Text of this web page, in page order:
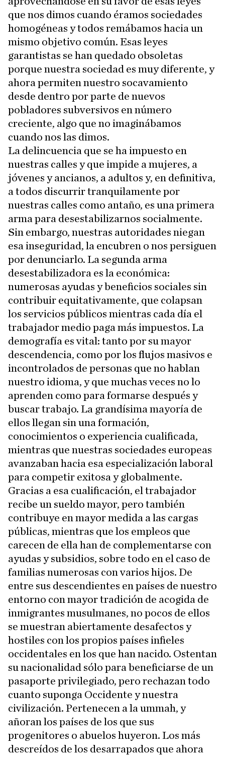
que nos dimos cuando éramos sociedades
homogéneas y todos remábamos hacia un
mismo objetivo común. Esas leyes
garantistas se han quedado obsoletas
porque nuestra sociedad es muy diferente, y
ahora permiten nuestro socavamiento
desde dentro por parte de nuevos
pobladores subversivos en número
creciente, algo que no imaginábamos
cuando nos las dimos.
La delincuencia que se ha impuesto en
nuestras calles y que impide a mujeres, a
jóvenes y ancianos, a adultos y, en definitiva,
a todos discurrir tranquilamente por
nuestras calles como antaño, es una primera
arma para desestabilizarnos socialmente.
Sin embargo, nuestras autoridades niegan
esa inseguridad, la encubren o nos persiguen
por denunciarlo. La segunda arma
desestabilizadora es la económica:
numerosas ayudas y beneficios sociales sin
contribuir equitativamente, que colapsan
los servicios públicos mientras cada día el
trabajador medio paga más impuestos. La
demografía es vital: tanto por su mayor
descendencia, como por los flujos masivos e
incontrolados de personas que no hablan
nuestro idioma, y que muchas veces no lo
aprenden como para formarse después y
buscar trabajo. La grandísima mayoría de
ellos llegan sin una formación,
conocimientos o experiencia cualificada,
mientras que nuestras sociedades europeas
avanzaban hacia esa especialización laboral
para competir exitosa y globalmente.
Gracias a esa cualificación, el trabajador
recibe un sueldo mayor, pero también
contribuye en mayor medida a las cargas
públicas, mientras que los empleos que
carecen de ella han de complementarse con
ayudas y subsidios, sobre todo en el caso de
familias numerosas con varios hijos. De
entre sus descendientes en países de nuestro
entorno con mayor tradición de acogida de
inmigrantes musulmanes, no pocos de ellos
se muestran abiertamente desafectos y
hostiles con los propios países infieles
occidentales en los que han nacido. Ostentan
su nacionalidad sólo para beneficiarse de un
pasaporte privilegiado, pero rechazan todo
cuanto suponga Occidente y nuestra
civilización. Pertenecen a la ummah, y
añoran los países de los que sus
progenitores o abuelos huyeron. Los más
descreídos de los desarrapados que ahora